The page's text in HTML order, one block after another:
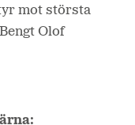
mot största
Olof